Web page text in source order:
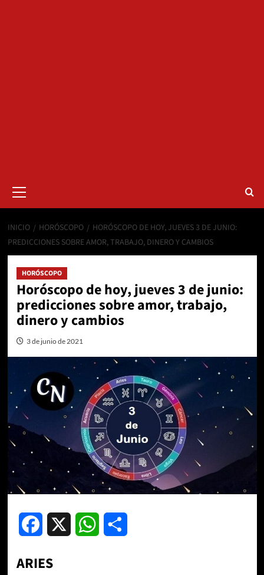
primario
INICIO HORÓSCOPO
HORÓSCOPO DE HOY, JUEVES 3 DE JUNIO:
PREDICCIONES SOBRE AMOR, TRABAJO, DINERO Y CAMBIOS
HORÓSCOPO
Horóscopo de hoy, jueves 3 de junio:
predicciones sobre amor, trabajo,
dinero y cambios
3 de junio de 2021
Facebook WhatsApp
ARIES